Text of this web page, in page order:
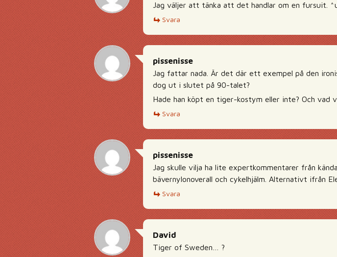
Jag väljer att tänka att det handlar om en fursuit.
Svara
pissenisse
Jag fattar nada. Är det där ett exempel på den
dog ut i slutet på 90-talet?
Hade han köpt en tiger-kostym eller inte? Och vad
Svara
pissenisse
Jag skulle vilja ha lite expertkommentarer från
bävernylonoverall och cykelhjälm. Alternativt ifrån
Svara
David
Tiger of Sweden… ?